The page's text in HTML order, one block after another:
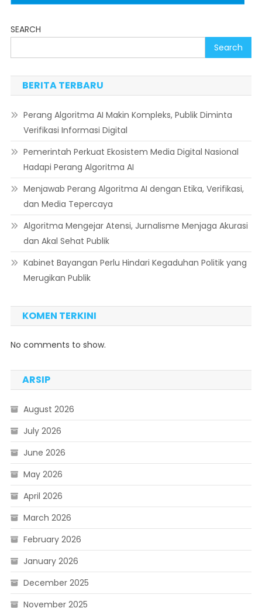
SEARCH
Search
BERITA TERBARU
Perang Algoritma AI Makin Kompleks, Publik Diminta
Verifikasi Informasi Digital
Pemerintah Perkuat Ekosistem Media Digital Nasional
Hadapi Perang Algoritma AI
Menjawab Perang Algoritma AI dengan Etika, Verifikasi,
dan Media Tepercaya
Algoritma Mengejar Atensi, Jurnalisme Menjaga Akurasi
dan Akal Sehat Publik
Kabinet Bayangan Perlu Hindari Kegaduhan Politik yang
Merugikan Publik
KOMEN TERKINI
No comments to show.
ARSIP
August 2026
July 2026
June 2026
May 2026
April 2026
March 2026
February 2026
January 2026
December 2025
November 2025